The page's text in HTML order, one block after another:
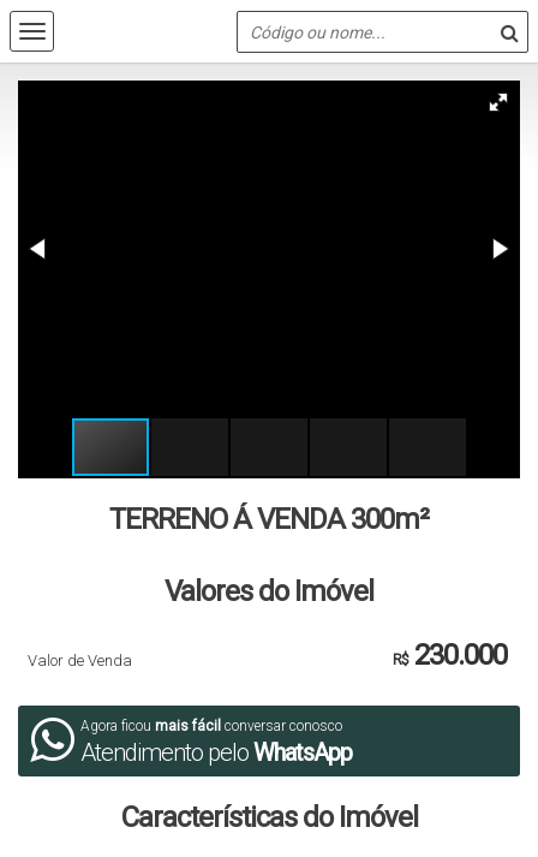
TERRENO Á VENDA 300m²
Valores do Imóvel
R$230.000
Valor de Venda
Agora ficou mais fácil conversar conosco
Atendimento peloWhatsApp
Características do Imóvel